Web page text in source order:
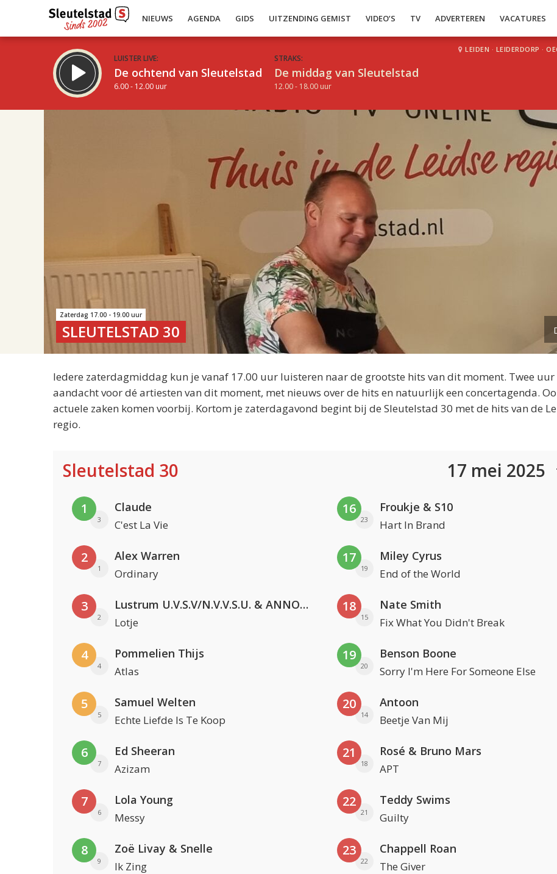
NIEUWS AGENDA GIDS UITZENDING GEMIST VIDEO’S TV ADVERTEREN VACATURES
LUISTER LIVE:
De ochtend van Sleutelstad
6.00 - 12.00 uur
STRAKS:
De middag van Sleutelstad
12.00 - 18.00 uur
LEIDEN · LEIDERDORP ·
Zaterdag 17.00 - 19.00 uur
SLEUTELSTAD 30
Iedere zaterdagmiddag kun je vanaf 17.00 uur luisteren naar de grootste hits van dit moment. Twee
aandacht voor dé artiesten van dit moment, met nieuws over de hits en natuurlijk een concertagenda.
actuele zaken komen voorbij. Kortom je zaterdagavond begint bij de Sleutelstad 30 met de hits van de
regio.
Sleutelstad 30 17 mei 2025
1
3
Claude
C'est La Vie
2
1
Alex Warren
Ordinary
3
2
Lustrum U.V.S.V/N.V.V.S.U. & ANNO ONS & Jopke van Dobbenburgh & Roeland Beelen
Lotje
4
4
Pommelien Thijs
Atlas
5
5
Samuel Welten
Echte Liefde Is Te Koop
6
7
Ed Sheeran
Azizam
7
6
Lola Young
Messy
8
9
Zoë Livay & Snelle
Ik Zing
16
23
Froukje & S10
Hart In Brand
17
19
Miley Cyrus
End of the World
18
15
Nate Smith
Fix What You Didn't Break
19
20
Benson Boone
Sorry I'm Here For Someone Else
20
14
Antoon
Beetje Van Mij
21
18
Rosé & Bruno Mars
APT
22
21
Teddy Swims
Guilty
23
22
Chappell Roan
The Giver